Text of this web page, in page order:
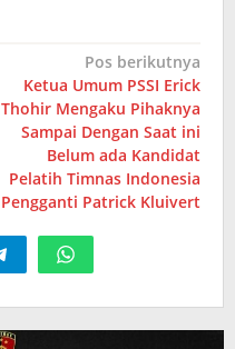
Pos berikutnya
Ketua Umum PSSI Erick
Thohir Mengaku Pihaknya
Sampai Dengan Saat ini
Belum ada Kandidat
Pelatih Timnas Indonesia
Pengganti Patrick Kluivert